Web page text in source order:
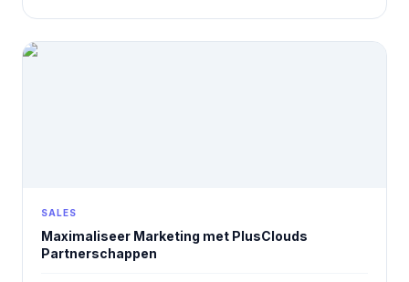
SALES
Maximaliseer Marketing met PlusClouds
Partnerschappen